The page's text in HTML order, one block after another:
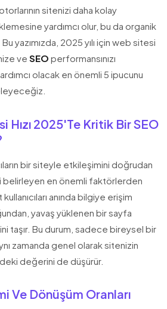
sitenizi daha kolay
yardımcı olur, bu da organik
yazımızda, 2025 yılı için web sitesi
ve SEO performansınızı
olacak en önemli 5 ipucunu
Hızı 2025'te Kritik Bir SEO
bir siteyle etkileşimini doğrudan
belirleyen en önemli faktörlerden
anında bilgiye erişim
yavaş yüklenen bir sayfa
taşır. Bu durum, sadece bireysel bir
zamanda genel olarak sitenizin
değerini de düşürür.
Ve Dönüşüm Oranları